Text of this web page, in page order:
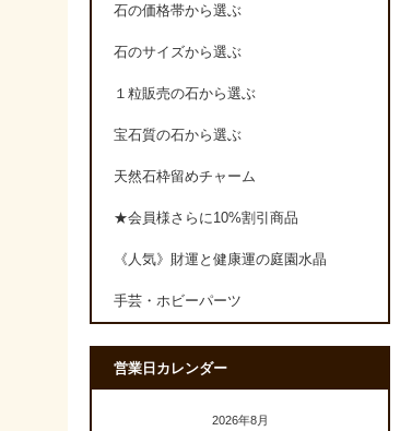
石の価格帯から選ぶ
石のサイズから選ぶ
１粒販売の石から選ぶ
宝石質の石から選ぶ
天然石枠留めチャーム
★会員様さらに10%割引商品
《人気》財運と健康運の庭園水晶
手芸・ホビーパーツ
営業日カレンダー
2026年8月